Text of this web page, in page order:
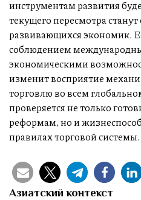
инструментам развития
текущего пересмотра
развивающихся экономик.
соблюдением
экономическими
изменит восприятие
торговлю во всем
проверяется не только
реформам, но и
правилах торговой системы.
Азиатский контекст